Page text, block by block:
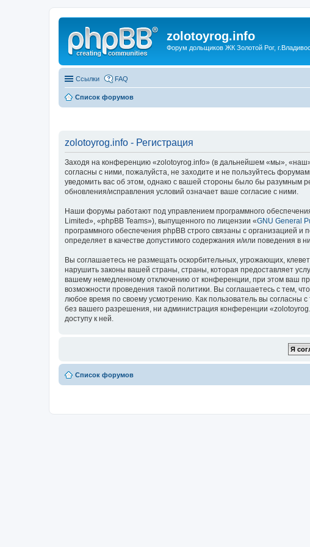
zolotoyrog.info
Форум дольщиков ЖК Золотой Рог,
Ссылки FAQ
Список форумов
zolotoyrog.info - Регистрация
Заходя на конференцию «zolotoyrog.info» (в дальнейшем «мы»,
согласны с ними, пожалуйста, не заходите и не пользуйтесь
уведомить вас об этом, однако с вашей стороны было бы разумным
обновления/исправления условий означает ваше согласие с ними.
Наши форумы работают под управлением программного
Limited», «phpBB Teams»), выпущенного по лицензии «GNU General
программного обеспечения phpBB строго связаны с организацией
определяет в качестве допустимого содержания и/или поведения
Вы соглашаетесь не размещать оскорбительных, угрожающих,
нарушить законы вашей страны, страны, которая предоставляет
вашему немедленному отключению от конференции, при этом ваш
возможности проведения такой политики. Вы соглашаетесь с тем,
любое время по своему усмотрению. Как пользователь вы согласны
без вашего разрешения, ни администрация конференции
доступу к ней.
Список форумов